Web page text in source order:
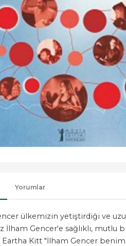
Yorumlar
ülkemizin yetiştirdiği ve
İlham Gencer'e sağlıklı, mutlu
Kitt "İlham Gencer benim